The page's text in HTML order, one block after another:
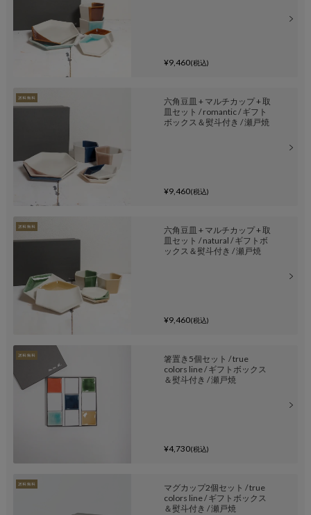
¥9,460(税込)
六角豆皿 + マルチカップ + 取
皿セット / romantic / ギフト
ボックス＆熨斗付き / 瀬戸焼
¥9,460(税込)
六角豆皿 + マルチカップ + 取
皿セット / natural / ギフトボ
ックス＆熨斗付き / 瀬戸焼
¥9,460(税込)
箸置き5個セット / true
colors line / ギフトボックス
＆熨斗付き / 瀬戸焼
¥4,730(税込)
マグカップ2個セット / true
colors line / ギフトボックス
＆熨斗付き / 瀬戸焼